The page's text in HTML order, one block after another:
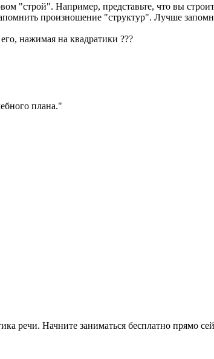
"строй". Например, представьте, что вы
произношение "структур". Лучше
нажимая на квадратики ???
плана."
речи. Начните заниматься бесплатно прямо